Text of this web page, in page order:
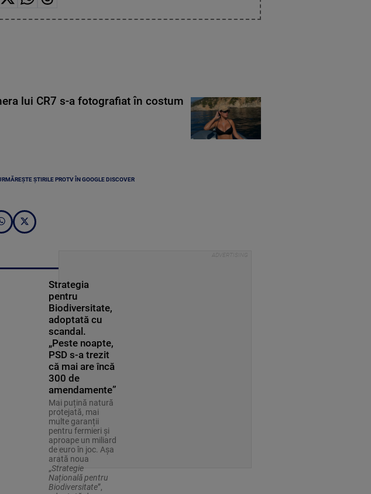
lui CR7 s-a fotografiat în costum
ȘTIRILE PROTV ÎN GOOGLE DISCOVER
Strategia
pentru
Biodiversitate,
adoptată cu
scandal.
„Peste noapte,
PSD s-a trezit
că mai are încă
300 de
amendamente”
Mai puțină natură
protejată, mai
multe garanții
pentru fermieri și
aproape un miliard
de euro în joc. Așa
arată noua
„Strategie
Națională pentru
Biodiversitate”,